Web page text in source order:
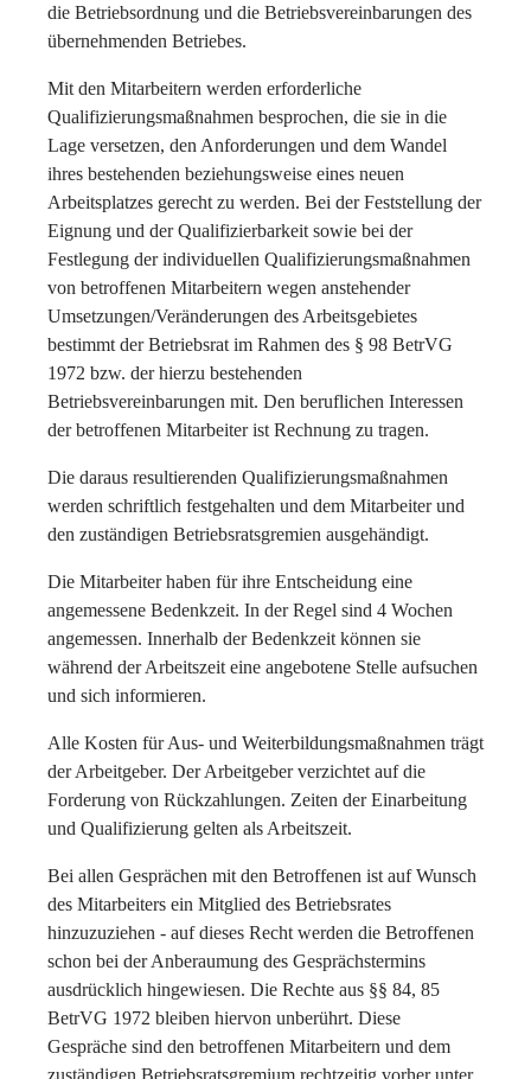
die Betriebsordnung und die Betriebsvereinbarungen des
übernehmenden Betriebes.
Mit den Mitarbeitern werden erforderliche
Qualifizierungsmaßnahmen besprochen, die sie in die
Lage versetzen, den Anforderungen und dem Wandel
ihres bestehenden beziehungsweise eines neuen
Arbeitsplatzes gerecht zu werden. Bei der Feststellung der
Eignung und der Qualifizierbarkeit sowie bei der
Festlegung der individuellen Qualifizierungsmaßnahmen
von betroffenen Mitarbeitern wegen anstehender
Umsetzungen/Veränderungen des Arbeitsgebietes
bestimmt der Betriebsrat im Rahmen des § 98 BetrVG
1972 bzw. der hierzu bestehenden
Betriebsvereinbarungen mit. Den beruflichen Interessen
der betroffenen Mitarbeiter ist Rechnung zu tragen.
Die daraus resultierenden Qualifizierungsmaßnahmen
werden schriftlich festgehalten und dem Mitarbeiter und
den zuständigen Betriebsratsgremien ausgehändigt.
Die Mitarbeiter haben für ihre Entscheidung eine
angemessene Bedenkzeit. In der Regel sind 4 Wochen
angemessen. Innerhalb der Bedenkzeit können sie
während der Arbeitszeit eine angebotene Stelle aufsuchen
und sich informieren.
Alle Kosten für Aus- und Weiterbildungsmaßnahmen trägt
der Arbeitgeber. Der Arbeitgeber verzichtet auf die
Forderung von Rückzahlungen. Zeiten der Einarbeitung
und Qualifizierung gelten als Arbeitszeit.
Bei allen Gesprächen mit den Betroffenen ist auf Wunsch
des Mitarbeiters ein Mitglied des Betriebsrates
hinzuzuziehen - auf dieses Recht werden die Betroffenen
schon bei der Anberaumung des Gesprächstermins
ausdrücklich hingewiesen. Die Rechte aus §§ 84, 85
BetrVG 1972 bleiben hiervon unberührt. Diese
Gespräche sind den betroffenen Mitarbeitern und dem
zuständigen Betriebsratsgremium rechtzeitig vorher unter